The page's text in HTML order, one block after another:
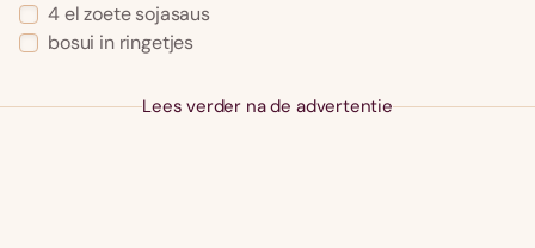
4 el zoete sojasaus
bosui in ringetjes
Lees verder na de advertentie